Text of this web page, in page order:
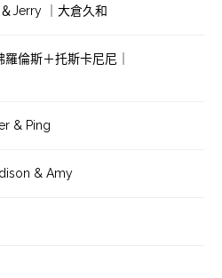
Jerry ｜大倉久和
倫斯＋托斯卡尼尼｜
& Ping
& Amy